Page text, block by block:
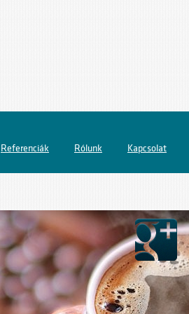
Referenciák Rólunk Kapcsolat